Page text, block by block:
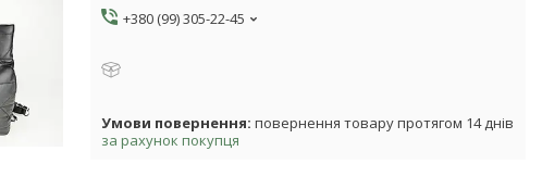
+380 (99) 305-22-45
повернення товару протягом 14 днів
за рахунок покупця